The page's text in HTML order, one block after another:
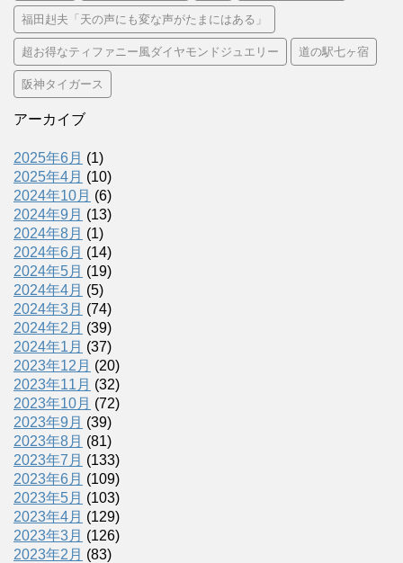
福田赳夫「天の声にも変な声がたまにはある」
超お得なティファニー風ダイヤモンドジュエリー 道の駅七ヶ宿
阪神タイガース
アーカイブ
2025年6月 (1)
2025年4月 (10)
2024年10月 (6)
2024年9月 (13)
2024年8月 (1)
2024年6月 (14)
2024年5月 (19)
2024年4月 (5)
2024年3月 (74)
2024年2月 (39)
2024年1月 (37)
2023年12月 (20)
2023年11月 (32)
2023年10月 (72)
2023年9月 (39)
2023年8月 (81)
2023年7月 (133)
2023年6月 (109)
2023年5月 (103)
2023年4月 (129)
2023年3月 (126)
2023年2月 (83)